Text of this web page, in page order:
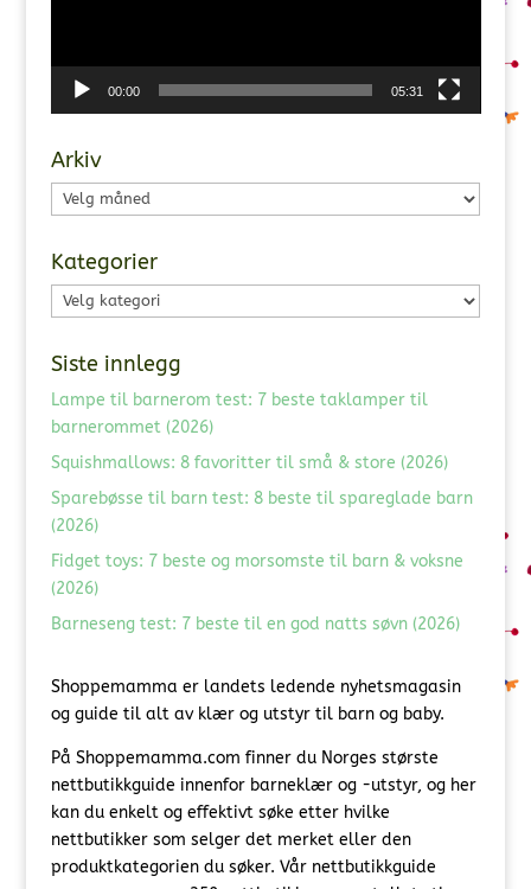
00:00 05:31
Arkiv
Arkiv
Kategorier
Kategorier
Siste innlegg
Lampe til barnerom test: 7 beste taklamper til
barnerommet (2026)
Squishmallows: 8 favoritter til små & store (2026)
Sparebøsse til barn test: 8 beste til spareglade barn
(2026)
Fidget toys: 7 beste og morsomste til barn & voksne
(2026)
Barneseng test: 7 beste til en god natts søvn (2026)
Shoppemamma er landets ledende nyhetsmagasin
og guide til alt av klær og utstyr til barn og baby.
På Shoppemamma.com finner du Norges største
nettbutikkguide innenfor barneklær og -utstyr, og her
kan du enkelt og effektivt søke etter hvilke
nettbutikker som selger det merket eller den
produktkategorien du søker. Vår nettbutikkguide